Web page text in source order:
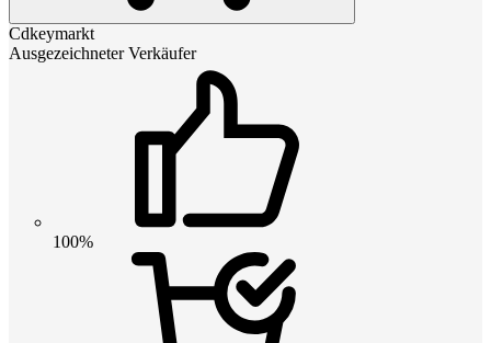
Cdkeymarkt
Ausgezeichneter Verkäufer
100%